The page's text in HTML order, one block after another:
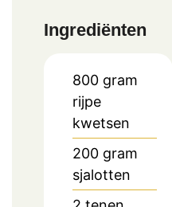
Ingrediënten
800 gram
rijpe
kwetsen
200 gram
sjalotten